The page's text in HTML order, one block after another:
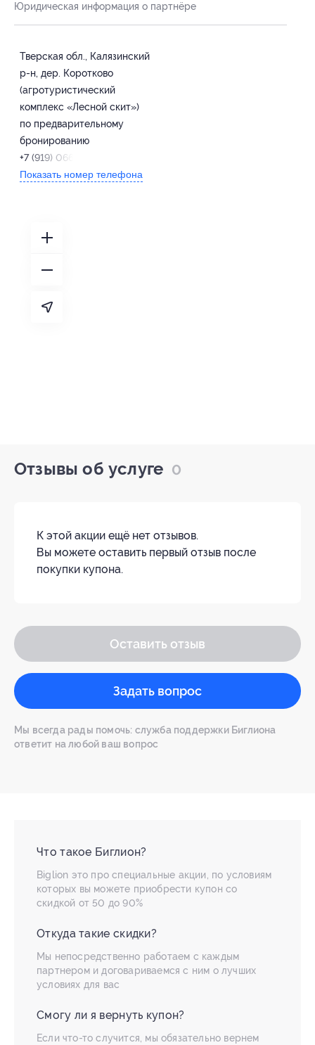
Юридическая информация о партнёре
Тверская обл., Калязинский
р-н, дер. Коротково
(агротуристический
комплекс «Лесной скит»)
по предварительному
бронированию
+7 (919) 066-91-51
Показать номер телефона
Отзывы об услуге 0
К этой акции ещё нет отзывов.
Вы можете оставить первый отзыв после
покупки купона.
Оставить отзыв
Задать вопрос
Мы всегда рады помочь: служба поддержки Биглиона
ответит на любой ваш вопрос
Что такое Биглион?
Biglion это про специальные акции, по условиям
которых вы можете приобрести купон со
скидкой от 50 до 90%
Откуда такие скидки?
Мы непосредственно работаем с каждым
партнером и договариваемся с ним о лучших
условиях для вас
Смогу ли я вернуть купон?
Если что-то случится, мы обязательно вернем